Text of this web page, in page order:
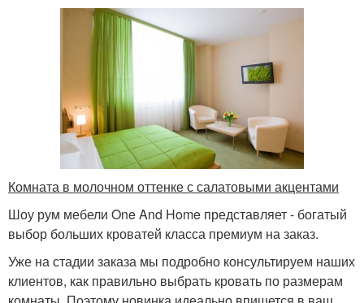
Комната в молочном оттенке с салатовыми акцентами
Шоу рум мебели One And Home представляет - богатый
выбор больших кроватей класса премиум на заказ.
Уже на стадии заказа мы подробно консультируем наших
клиентов, как правильно выбрать кровать по размерам